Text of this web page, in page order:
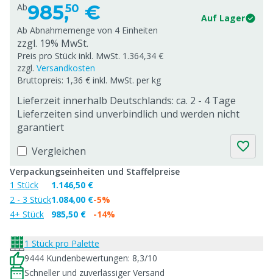
Ab985,50 €
Auf Lager
Ab Abnahmemenge von 4 Einheiten
zzgl. 19% MwSt.
Preis pro Stück inkl. MwSt. 1.364,34 €
zzgl. Versandkosten
Bruttopreis: 1,36 € inkl. MwSt. per kg
Lieferzeit innerhalb Deutschlands: ca. 2 - 4 Tage
Lieferzeiten sind unverbindlich und werden nicht
garantiert
Vergleichen
Verpackungseinheiten und Staffelpreise
1 Stück
2 - 3 Stück
4+ Stück
1.146,50 €
1.084,00 €
985,50 €
-5%
-14%
1 Stück pro Palette
9444 Kundenbewertungen: 8,3/10
Schneller und zuverlässiger Versand